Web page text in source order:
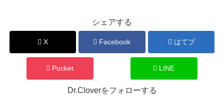
シェアする
X Facebook はてブ
Pocket LINE
Dr.Cloverをフォローする